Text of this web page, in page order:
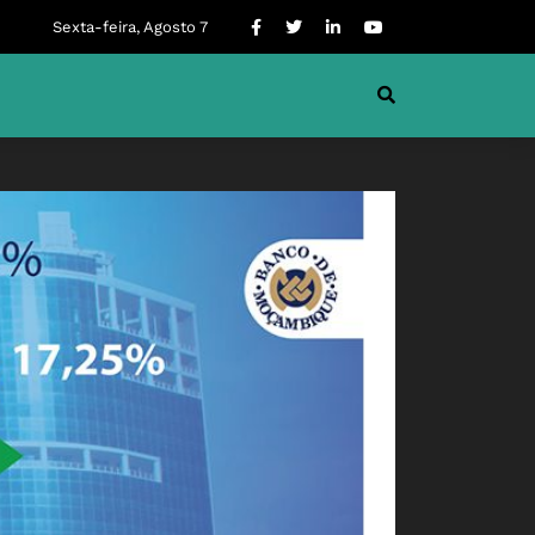
Sexta-feira, Agosto 7